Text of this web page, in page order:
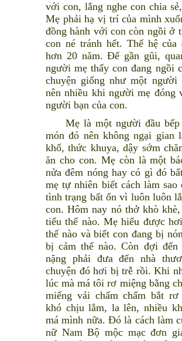
với con, lắng nghe con chia
Mẹ phải hạ vị trí của mình
đồng hành với con còn ngồi ở
con né tránh hết. Thế hệ của
hơn 20 năm. Để gần gũi,
người mẹ thấy con đang ngồi
chuyện giống như một
nên nhiều khi người mẹ đóng
người bạn của con.
Mẹ là một người đầu bếp
món đó nên không ngại gian
khổ, thức khuya, dậy sớm
ăn cho con. Mẹ còn là một
nửa đêm nóng hay có gì đó
mẹ tự nhiên biết cách làm
tình trạng bất ổn vì luôn luôn
con. Hôm nay nó thở khò
tiểu thế nào. Mẹ hiểu được
thế nào và biết con đang bị
bị cảm thế nào. Còn đợi
nặng phải đưa đến nhà
chuyện đó hơi bị trễ rồi. Khi
lúc mà má tôi rơ miệng bằng
miếng vải chấm chấm bắt rơ
khó chịu lắm, la lên, nhiều
má mình nữa. Đó là cách làm
nữ Nam Bộ mộc mạc đơn